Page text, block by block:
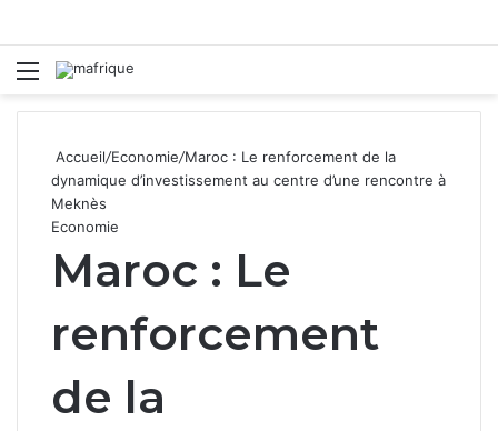
Menu
Accueil/Economie/Maroc : Le renforcement de la
dynamique d’investissement au centre d’une rencontre à
Meknès
Economie
Maroc : Le
renforcement
de la